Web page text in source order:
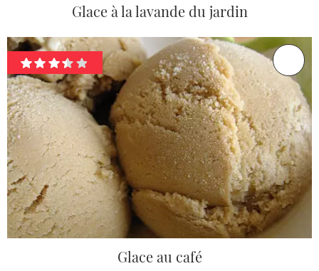
Glace à la lavande du jardin
Glace au café